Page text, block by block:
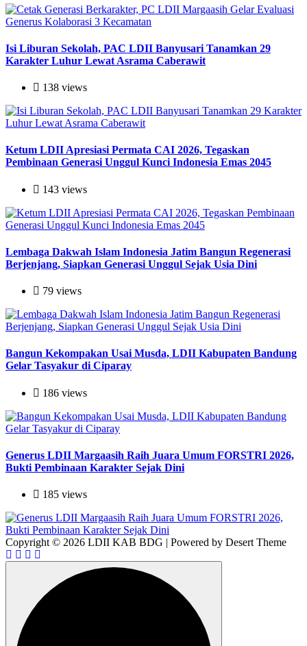
Isi Liburan Sekolah, PAC LDII Banyusari Tanamkan 29
Karakter Luhur Lewat Asrama Caberawit
138 views
Ketum LDII Apresiasi Permata CAI 2026, Tegaskan
Pembinaan Generasi Unggul Kunci Indonesia Emas 2045
143 views
Lembaga Dakwah Islam Indonesia Jatim Bangun Regenerasi
Berjenjang, Siapkan Generasi Unggul Sejak Usia Dini
79 views
Bangun Kekompakan Usai Musda, LDII Kabupaten Bandung
Gelar Tasyakur di Ciparay
186 views
Generus LDII Margaasih Raih Juara Umum FORSTRI 2026,
Bukti Pembinaan Karakter Sejak Dini
185 views
Copyright © 2026 LDII KAB BDG | Powered by Desert Theme